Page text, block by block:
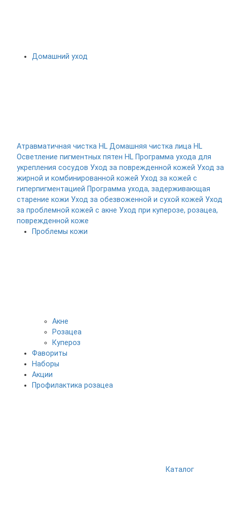
Домашний уход
Атравматичная чистка HL Домашняя чистка лица HL
Осветление пигментных пятен HL Программа ухода для
укрепления сосудов Уход за поврежденной кожей Уход за
жирной и комбинированной кожей Уход за кожей с
гиперпигментацией Программа ухода, задерживающая
старение кожи Уход за обезвоженной и сухой кожей Уход
за проблемной кожей с акне Уход при куперозе, розацеа,
поврежденной коже
Проблемы кожи
Акне
Розацеа
Купероз
Фавориты
Наборы
Акции
Профилактика розацеа
Каталог